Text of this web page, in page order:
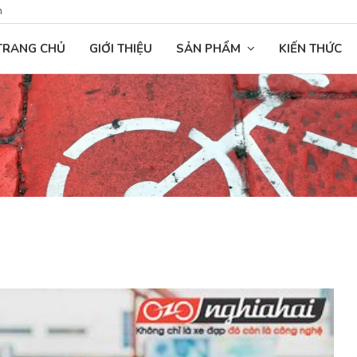
CHỦ GIỚI THIỆU SẢN PHẨM KIẾN THỨC